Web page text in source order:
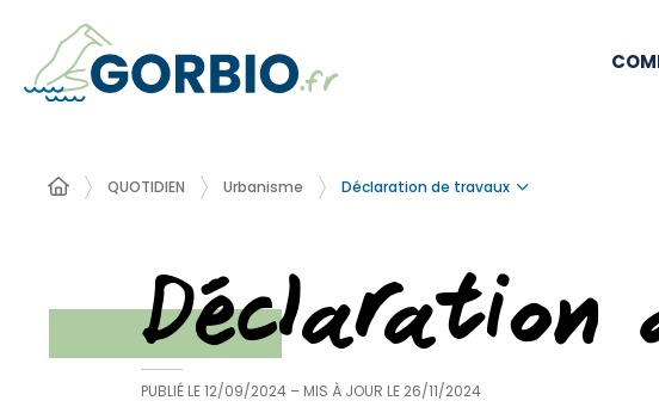
QUOTIDIEN Urbanisme Déclaration de travaux
Déclaration
PUBLIÉ LE12/09/2024 – MIS À JOUR LE 26/11/2024